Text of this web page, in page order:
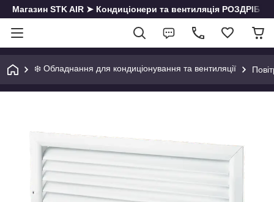
Магазин STK AIR ➤ Кондиціонери та вентиляція РОЗДРІБ
❄️ Обладнання для кондиціонування та вентиляції